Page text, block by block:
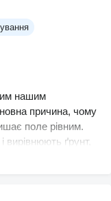
іноді там
не було,
нашим
причина, чому
поле рівним.
вирівнюють ґрунт,
Ви можете відчути